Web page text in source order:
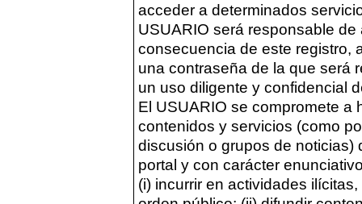
acceder a determinados
USUARIO será responsable
consecuencia de este registro,
una contraseña de la que será
un uso diligente y confidencial
El USUARIO se compromete a
contenidos y servicios (como
discusión o grupos de noticias)
portal y con carácter
(i) incurrir en actividades